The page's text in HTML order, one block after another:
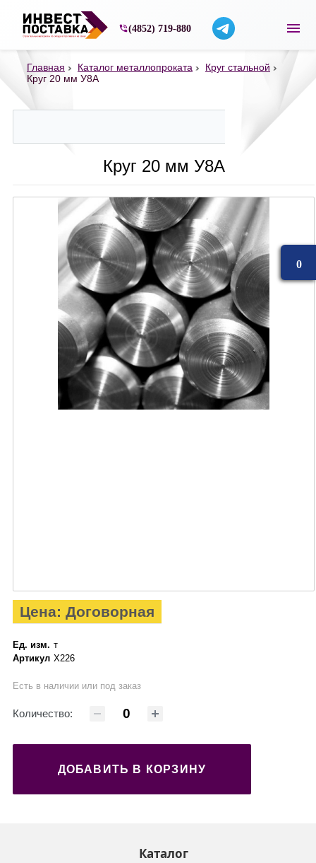
Строительные материалы со склада в
(4852) 719-880
Главная Каталог металлопроката
Круг стальной
Круг 20 мм У8А
Круг 20 мм У8А
Цена: Договорная
Ед. изм. т
Артикул X226
Есть в наличии или под заказ
Количество:
ДОБАВИТЬ В КОРЗИНУ
Каталог
0